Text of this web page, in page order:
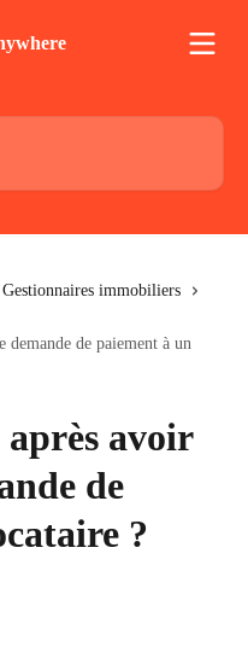
immobiliers
demande de paiement à un
après avoir
de
?